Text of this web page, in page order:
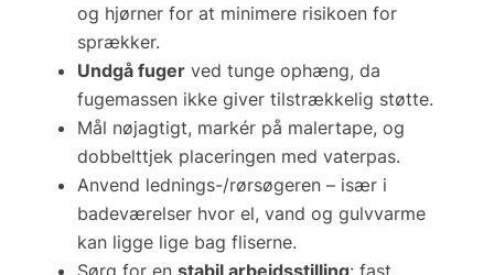
og hjørner for at minimere risikoen for
sprækker.
Undgå fuger ved tunge ophæng, da
fugemassen ikke giver tilstrækkelig støtte.
Mål nøjagtigt, markér på malertape, og
dobbelttjek placeringen med vaterpas.
Anvend lednings-/rørsøgeren – især i
badeværelser hvor el, vand og gulvvarme
kan ligge lige bag fliserne.
Sørg for en stabil arbejdsstilling: fast